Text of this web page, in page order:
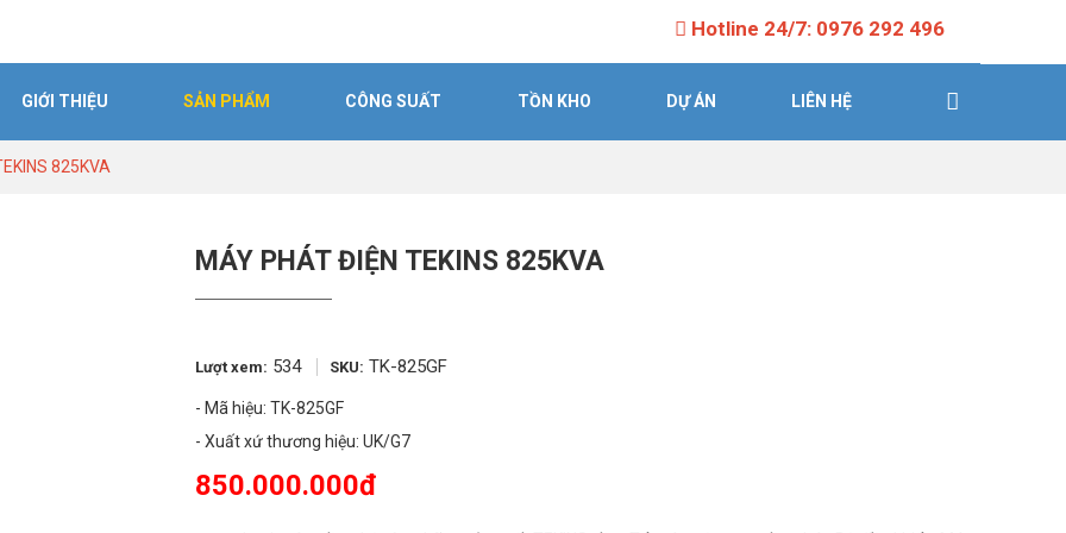
Hotline 24/7: 0976 292 496
GIỚI THIỆU SẢN PHẨM CÔNG SUẤT TỒN KHO DỰ ÁN LIÊN HỆ
825KVA
MÁY PHÁT ĐIỆN TEKINS 825KVA
Lượt xem: 534 SKU: TK-825GF
- Mã hiệu: TK-825GF
- Xuất xứ thương hiệu: UK/G7
850.000.000đ